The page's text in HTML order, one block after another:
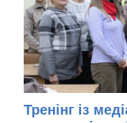
Тренінг із